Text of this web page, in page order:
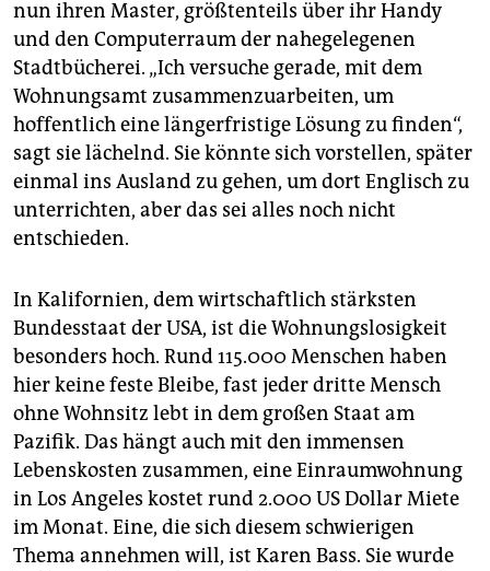
nun ihren Master, größtenteils über ihr Handy
und den Computerraum der nahegelegenen
Stadtbücherei. „Ich versuche gerade, mit dem
Wohnungsamt zusammenzuarbeiten, um
hoffentlich eine längerfristige Lösung zu finden“,
sagt sie lächelnd. Sie könnte sich vorstellen, später
einmal ins Ausland zu gehen, um dort Englisch zu
unterrichten, aber das sei alles noch nicht
entschieden.
In Kalifornien, dem wirtschaftlich stärksten
Bundesstaat der USA, ist die Wohnungslosigkeit
besonders hoch. Rund 115.000 Menschen haben
hier keine feste Bleibe, fast jeder dritte Mensch
ohne Wohnsitz lebt in dem großen Staat am
Pazifik. Das hängt auch mit den immensen
Lebenskosten zusammen, eine Einraumwohnung
in Los Angeles kostet rund 2.000 US Dollar Miete
im Monat. Eine, die sich diesem schwierigen
Thema annehmen will, ist Karen Bass. Sie wurde